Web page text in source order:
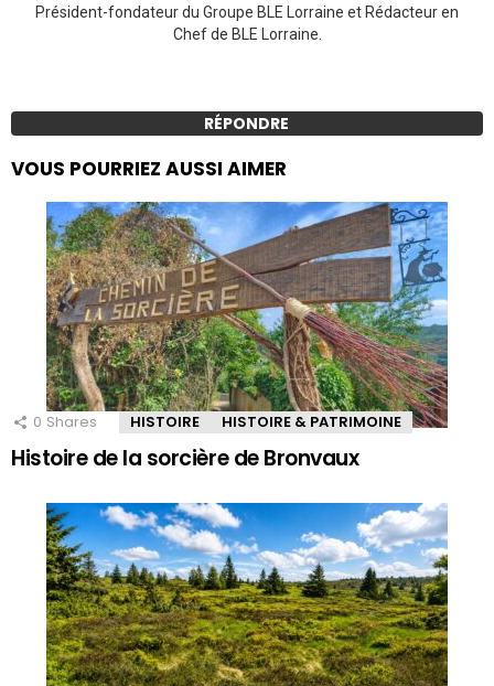
Président-fondateur du Groupe BLE Lorraine et Rédacteur en
Chef de BLE Lorraine.
RÉPONDRE
VOUS POURRIEZ AUSSI AIMER
0 Shares HISTOIRE HISTOIRE & PATRIMOINE
Histoire de la sorcière de Bronvaux